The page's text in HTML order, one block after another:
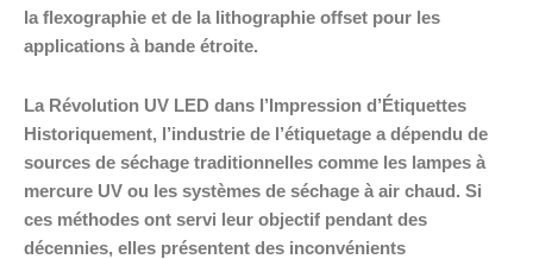
la flexographie et de la lithographie offset pour les
applications à bande étroite.
La Révolution UV LED dans l’Impression d’Étiquettes
Historiquement, l’industrie de l’étiquetage a dépendu de
sources de séchage traditionnelles comme les lampes à
mercure UV ou les systèmes de séchage à air chaud. Si
ces méthodes ont servi leur objectif pendant des
décennies, elles présentent des inconvénients